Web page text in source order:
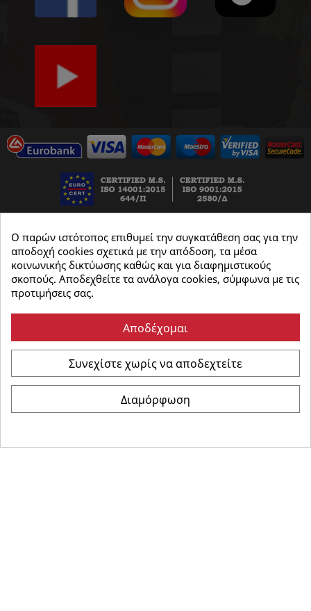
Καρώνης Ηλεκτρικά- All Rights Reserved | Powered
Ο παρών ιστότοπος επιθυμεί την συγκατάθεση σας για την
αποδοχή cookies σχετικά με την απόδοση, τα μέσα
κοινωνικής δικτύωσης καθώς και για διαφημιστικούς
σκοπούς. Αποδεχθείτε τα ανάλογα cookies, σύμφωνα με τις
προτιμήσεις σας.
Αποδέχομαι
Συνεχίστε χωρίς να αποδεχτείτε
Διαμόρφωση